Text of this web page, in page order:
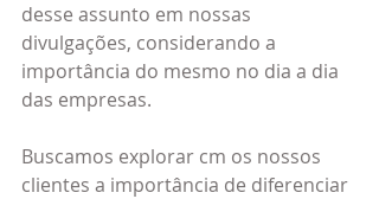
desse assunto em nossas
divulgações, considerando a
importância do mesmo no dia a dia
das empresas.
Buscamos explorar cm os nossos
clientes a importância de diferenciar